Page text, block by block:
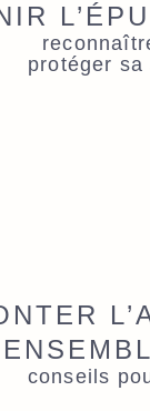
protéger sa
conseils